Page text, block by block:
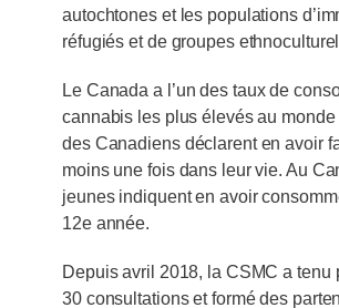
autochtones et les populations
réfugiés et de groupes
Le Canada a l’un des taux de
cannabis les plus élevés au monde
des Canadiens déclarent en avoir
moins une fois dans leur vie. Au
jeunes indiquent en avoir
12e année.
Depuis avril 2018, la CSMC a tenu
30 consultations et formé des